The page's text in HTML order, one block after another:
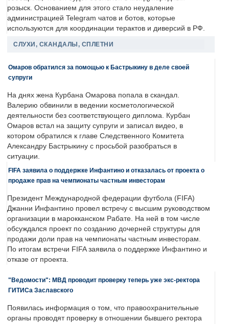
розыск. Основанием для этого стало неудаление
администрацией Telegram чатов и ботов, которые
используются для координации терактов и диверсий в РФ.
СЛУХИ, СКАНДАЛЫ, СПЛЕТНИ
Омаров обратился за помощью к Бастрыкину в деле своей
супруги
На днях жена Курбана Омарова попала в скандал.
Валерию обвинили в ведении косметологической
деятельности без соответствующего диплома. Курбан
Омаров встал на защиту супруги и записал видео, в
котором обратился к главе Следственного Комитета
Александру Бастрыкину с просьбой разобраться в
ситуации.
FIFA заявила о поддержке Инфантино и отказалась от проекта о
продаже прав на чемпионаты частным инвесторам
Президент Международной федерации футбола (FIFA)
Джанни Инфантино провел встречу с высшим руководством
организации в марокканском Рабате. На ней в том числе
обсуждался проект по созданию дочерней структуры для
продажи доли прав на чемпионаты частным инвесторам.
По итогам встречи FIFA заявила о поддержке Инфантино и
отказе от проекта.
"Ведомости": МВД проводит проверку теперь уже экс-ректора
ГИТИСа Заславского
Появилась информация о том, что правоохранительные
органы проводят проверку в отношении бывшего ректора